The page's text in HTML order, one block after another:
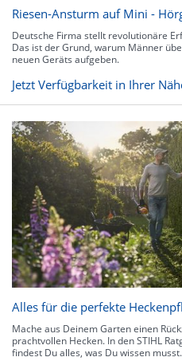
Riesen-Ansturm auf Mini -
Deutsche Firma stellt revolutionäre
Das ist der Grund, warum Männer
neuen Geräts aufgeben.
Jetzt Verfügbarkeit in Ihrer
Alles für die perfekte
Mache aus Deinem Garten einen
prachtvollen Hecken. In den STIHL
findest Du alles, was Du wissen musst.